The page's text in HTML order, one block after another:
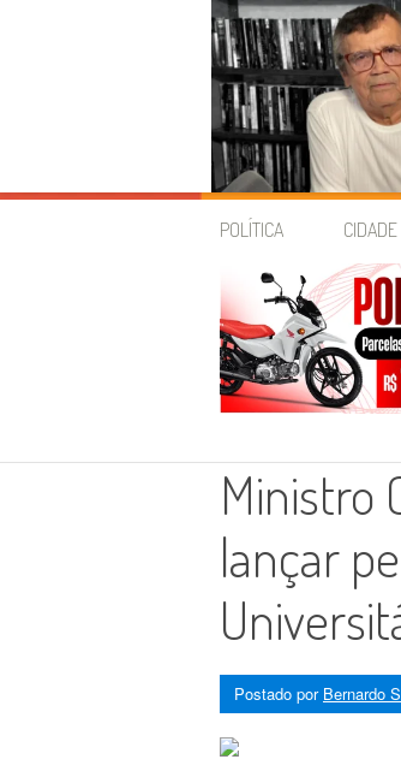
Skip
POLÍTICA CIDADE
Ministro
lançar
Postado por Bernardo